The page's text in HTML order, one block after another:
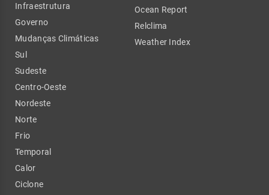
Infraestrutura
Governo
Mudanças Climáticas
Sul
Sudeste
Centro-Oeste
Nordeste
Norte
Frio
Temporal
Calor
Ciclone
Ocean Report
Relclima
Weather Index